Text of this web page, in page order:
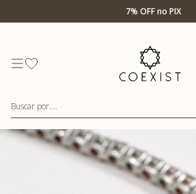
7% OFF no PIX
Ir para Home Prata
Buscar por....